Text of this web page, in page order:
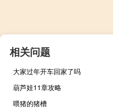
相关问题
大家过年开车回家了吗
葫芦娃11章攻略
喂猪的猪槽